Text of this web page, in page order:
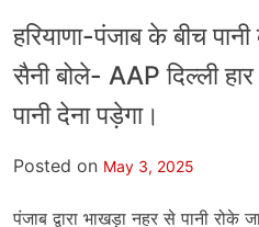
हरियाणा-पंजाब के बीच
सैनी बोले- AAP दिल्ली
पानी देना पड़ेगा।
Posted on May 3, 2025
पंजाब द्वारा भाखड़ा नहर से पानी